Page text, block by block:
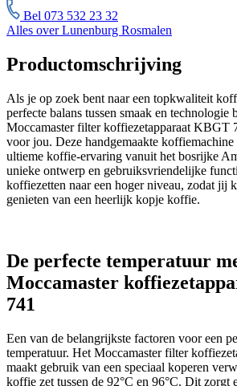
Bel 073 532 23 32
Alles over Lunenburg Rosmalen
Productomschrijving
Als je op zoek bent naar een topkwaliteit
perfecte balans tussen smaak en technologie
Moccamaster filter koffiezetapparaat KBGT
voor jou. Deze handgemaakte
ultieme koffie-ervaring vanuit het bosrijke
unieke ontwerp en gebruiksvriendelijke
koffiezetten naar een hoger niveau, zodat jij
genieten van een heerlijk kopje koffie.
De perfecte temperatuur
Moccamaster
741
Een van de belangrijkste factoren voor een
temperatuur. Het Moccamaster filter
maakt gebruik van een speciaal koperen
koffie zet tussen de 92°C en 96°C. Dit zorgt